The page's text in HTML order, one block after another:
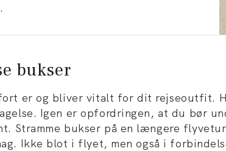
bukser
er og bliver vitalt for dit rejseoutfit.
Igen er opfordringen, at du bør
Stramme bukser på en længere
Ikke blot i flyet, men også i